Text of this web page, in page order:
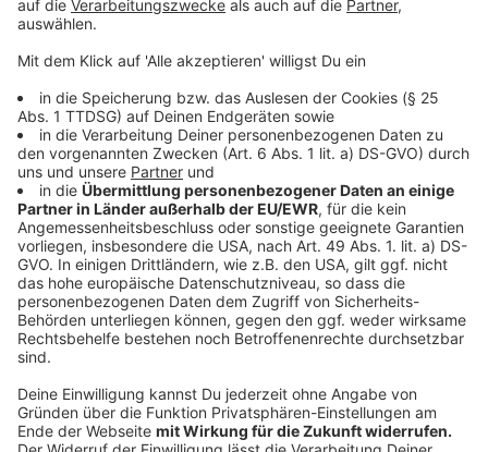
Brühe so lange kochen, bis er weich aber innen
Den geriebenen Parmesan und einen Löffel Pesto
unterrühren und mit etwas geschlagener Sahne
verfeinern.
Anzeige
Wir benötigen Ihre
Zustimmung, um den YouTube
Video-Service zu laden!
Drittanbieters, um Videoinhalte
einzubetten. Dieser Service kann
Daten zu Ihren Aktivitäten